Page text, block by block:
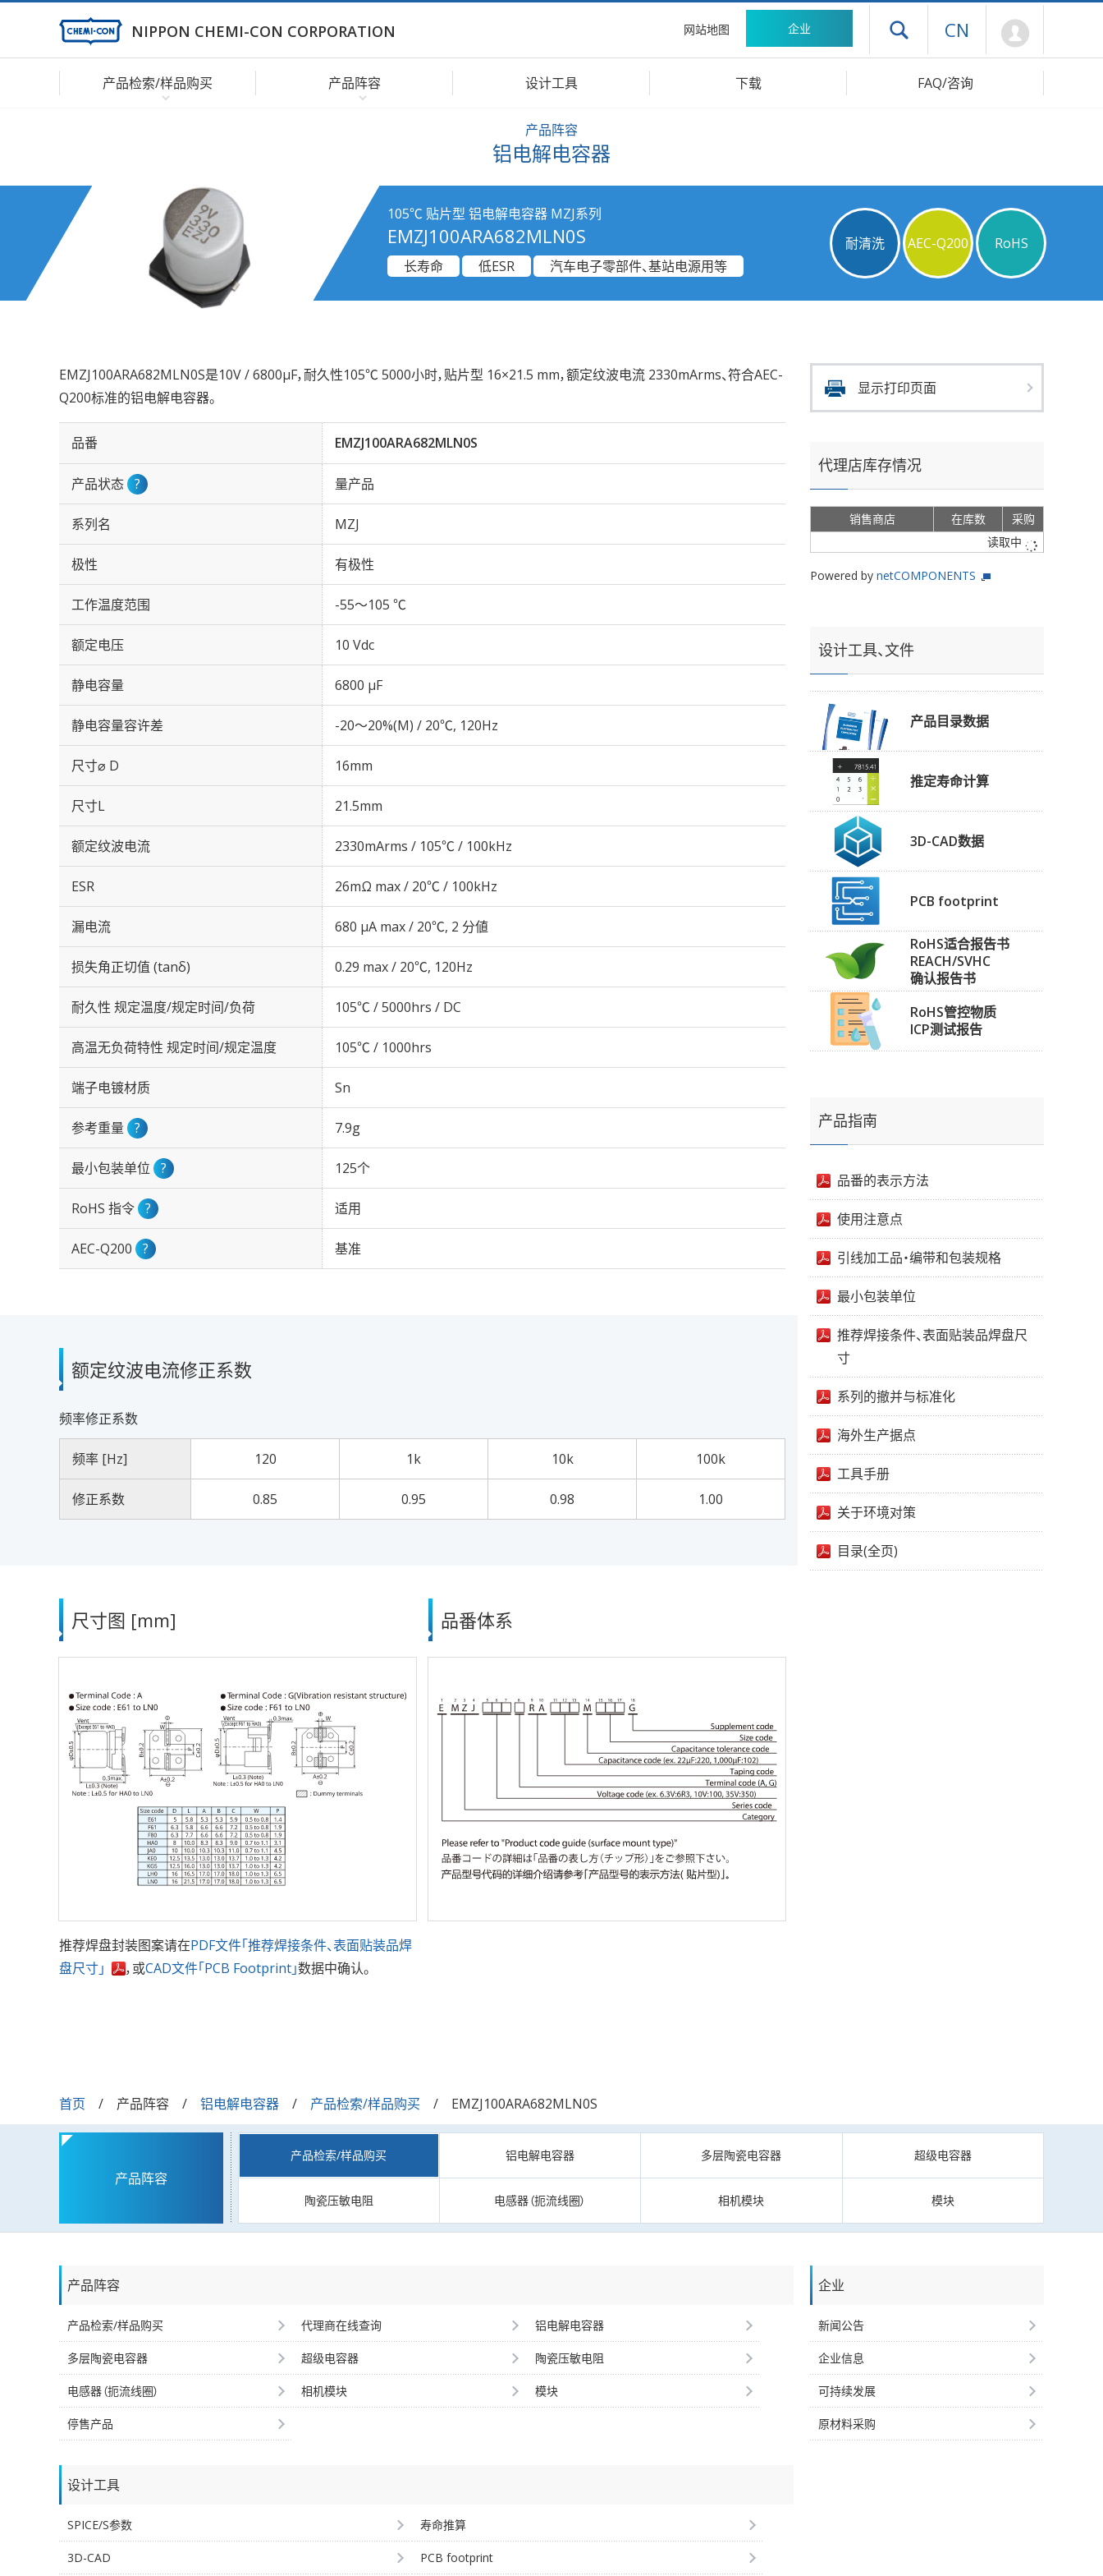
NIPPON CHEMI-CON CORPORATION 网站地图 企业 打开抽屉菜单
CN
产品检索/样品购买 产品阵容 设计工具 下载 FAQ/咨询
产品阵容
铝电解电容器
105℃ 贴片型 铝电解电容器 MZJ系列
EMZJ100ARA682MLN0S 耐清洗 AEC-Q200
RoHS
长寿命
低ESR 汽车电子零部件、基站电源用等
EMZJ100ARA682MLN0S是10V / 6800µF，耐久性105℃ 5000小时，贴片型 16×21.5 mm，额定纹波电流 2330mArms、符合AEC-
Q200标准的铝电解电容器。
品番 EMZJ100ARA682MLN0S
产品状态 ? 量产品
系列名 MZJ
极性 有极性
工作温度范围 -55～105 ℃
额定电压 10 Vdc
静电容量 6800 µF
静电容量容许差 -20～20%(M) / 20℃, 120Hz
尺寸⌀ D 16mm
尺寸L 21.5mm
额定纹波电流 2330mArms / 105℃ / 100kHz
ESR 26mΩ max / 20℃ / 100kHz
漏电流 680 μA max / 20℃, 2 分値
损失角正切值 (tanδ) 0.29 max / 20℃, 120Hz
耐久性 规定温度/规定时间/负荷 105℃ / 5000hrs / DC
高温无负荷特性 规定时间/规定温度 105℃ / 1000hrs
端子电镀材质 Sn
参考重量 ? 7.9g
最小包装单位 ? 125个
RoHS 指令 ? 适用
AEC-Q200 ? 基准
额定纹波电流修正系数
频率修正系数
频率 [Hz] 120 1k 10k 100k
修正系数 0.85 0.95 0.98 1.00
尺寸图 [mm]
推荐焊盘封装图案请在PDF文件「推荐焊接条件、表面贴装品焊
盘尺寸」
，或CAD文件「PCB Footprint」数据中确认。
品番体系
显示打印页面
代理店库存情况
销售商店 在库数
采购
读取中
Powered by netCOMPONENTS
设计工具、文件
产品目录数据
推定寿命计算
3D-CAD数据
PCB footprint
RoHS适合报告书
REACH/SVHC
确认报告书
RoHS管控物质
ICP测试报告
产品指南
品番的表示方法
使用注意点
引线加工品・编带和包装规格
最小包装单位
推荐焊接条件、表面贴装品焊盘尺
寸
系列的撤并与标准化
海外生产据点
工具手册
关于环境对策
目录(全页)
首页 产品阵容 铝电解电容器 产品检索/样品购买 EMZJ100ARA682MLN0S
产品阵容
产品检索/样品购买 铝电解电容器 多层陶瓷电容器 超级电容器
陶瓷压敏电阻 电感器（扼流线圈） 相机模块 模块
产品阵容
产品检索/样品购买 代理商在线查询 铝电解电容器
多层陶瓷电容器 超级电容器 陶瓷压敏电阻
电感器（扼流线圈） 相机模块 模块
停售产品
设计工具
SPICE/S参数 寿命推算
3D-CAD PCB footprint
企业
新闻公告
企业信息
可持续发展
原材料采购